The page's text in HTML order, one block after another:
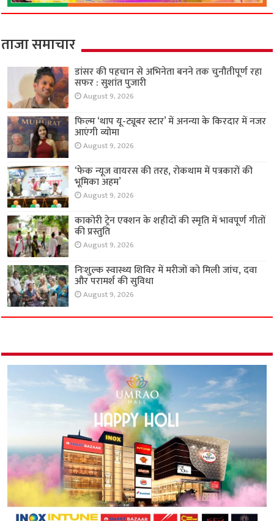
ताजा समाचार
डांसर की पहचान से अभिनेता बनने तक चुनौतीपूर्ण रहा
सफर : सुशांत पुजारी
August 9, 2026
फिल्म ‘थाप यू-ट्यूबर स्टार’ में अनन्या के किरदार में नजर
आएंगी व्योमा
August 9, 2026
‘फेक न्यूज वायरस की तरह, रोकथाम में पत्रकारों की
भूमिका अहम’
August 9, 2026
काकोरी ट्रेन एक्शन के शहीदों की स्मृति में भावपूर्ण गीतों
की प्रस्तुति
August 9, 2026
निःशुल्क स्वास्थ्य शिविर में मरीजों को मिली जांच, दवा
और परामर्श की सुविधा
August 9, 2026